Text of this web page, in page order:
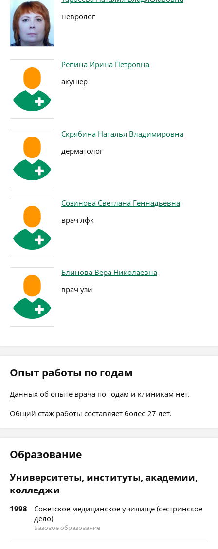
невролог
Репина Ирина Петровна
акушер
Скрябина Наталья Владимировна
дерматолог
Созинова Светлана Геннадьевна
врач лфк
Блинова Вера Николаевна
врач узи
Опыт работы по годам
Данных об опыте врача по годам и клиникам нет.
Общий стаж работы составляет более 27 лет.
Образование
Университеты, институты, академии,
колледжи
1998
Советское медицинское училище (сестринское
дело)
Базовое образование